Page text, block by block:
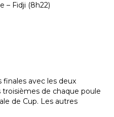
– Fidji (8h22)
finales avec les deux
de chaque poule
de Cup. Les autres